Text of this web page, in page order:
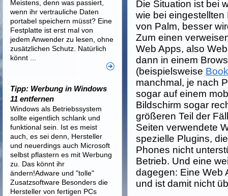
Die Situation ist bei
wie bei eingestellten
von Palm, besser
Zum einen
Web Apps, also
dann in einem
(beispielsweise
manchmal, je nach
sogar auf einem
Bildschirm sogar
größeren Teil der
Seiten verwendete
spezielle Plugins,
Phones nicht
Betrieb. Und eine
dagegen: Eine Web
und ist damit nicht
Meistens, denn was passiert,
wenn ihr vertrauliche Daten
portabel speichern müsst? Eine
Festplatte ist erst mal von
jedem Anwender zu lesen, ohne
zusätzlichen Schutz. Natürlich
könnt ...
Tipp: Werbung in Windows
11 entfernen
Windows als Betriebssystem
sollte eigentlich schlank und
funktional sein. Ist es meist
auch, es sei denn, Hersteller
und neuerdings auch Microsoft
selbst pflastern es mit Werbung
zu. Das könnt ihr
ändern!Adware und "tolle"
Zusatzsoftware Besonders die
Hersteller von fertigen PCs